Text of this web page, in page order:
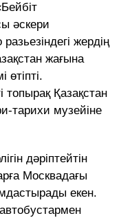
әскери
жердің
жағына
өтіпті.
топырақ Қазақстан
тарихи музейіне
дәріптейтін
Москвадағы
екен.